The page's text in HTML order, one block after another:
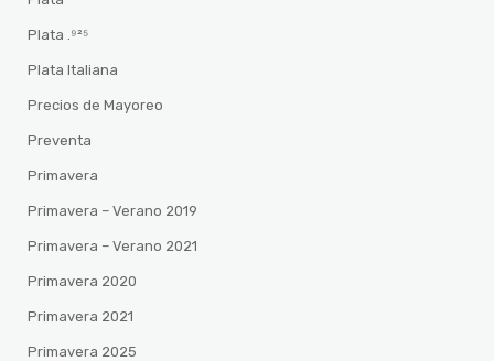
Plata .⁹²⁵
Plata Italiana
Precios de Mayoreo
Preventa
Primavera
Primavera – Verano 2019
Primavera – Verano 2021
Primavera 2020
Primavera 2021
Primavera 2025